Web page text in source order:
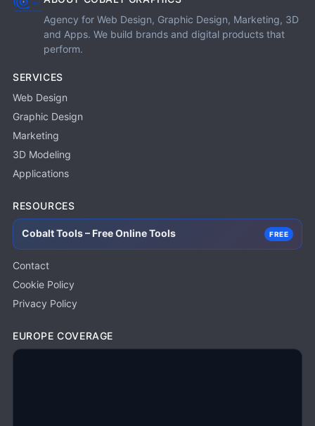
Agency for Web Design, Graphic Design, Marketing, 3D
and Apps. We build brands and digital products that
perform.
SERVICES
Web Design
Graphic Design
Marketing
3D Modeling
Applications
RESOURCES
Cobalt Tools – Free Online Tools FREE
Contact
Cookie Policy
Privacy Policy
EUROPE COVERAGE